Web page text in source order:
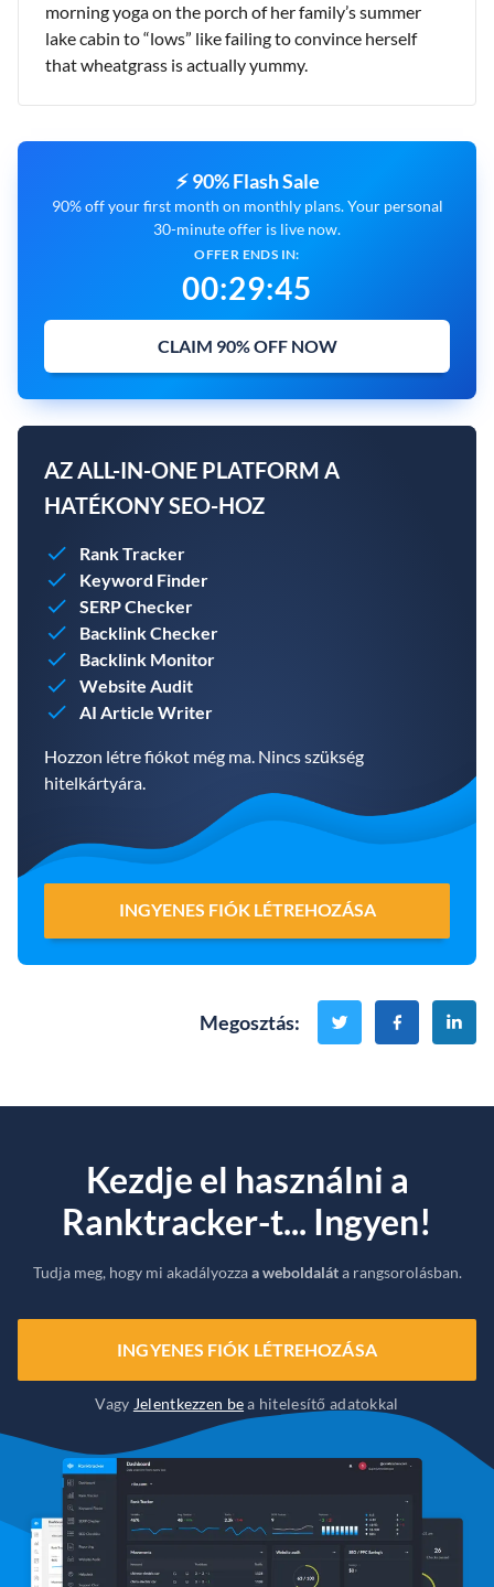
morning yoga on the porch of her family’s summer
lake cabin to “lows” like failing to convince herself
that wheatgrass is actually yummy.
⚡ 90% Flash Sale
90% off your first month on monthly plans. Your personal
30-minute offer is live now.
OFFER ENDS IN:
00:29:43
CLAIM 90% OFF NOW
AZ ALL-IN-ONE PLATFORM A
HATÉKONY SEO-HOZ
Rank Tracker
Keyword Finder
SERP Checker
Backlink Checker
Backlink Monitor
Website Audit
AI Article Writer
Hozzon létre fiókot még ma. Nincs szükség
hitelkártyára.
INGYENES FIÓK LÉTREHOZÁSA
Megosztás:
Kezdje el használni a
Ranktracker-t... Ingyen!
Tudja meg, hogy mi akadályozzaa weboldaláta rangsorolásban.
INGYENES FIÓK LÉTREHOZÁSA
Vagy Jelentkezzen bea hitelesítő adatokkal